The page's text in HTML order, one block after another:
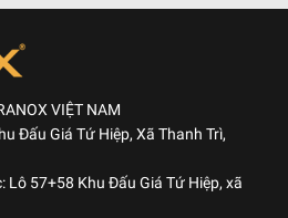
VIỆT NAM
Đấu Giá Tứ Hiệp, Xã Thanh Trì,
Lô 57+58 Khu Đấu Giá Tứ Hiệp, xã